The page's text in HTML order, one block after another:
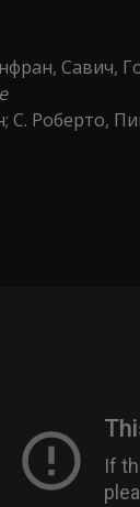
Савич,
С. Роберто,